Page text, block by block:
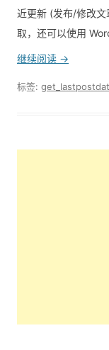
近更新 (发布/修改
取，还可以使用
继续阅读 →
标签: